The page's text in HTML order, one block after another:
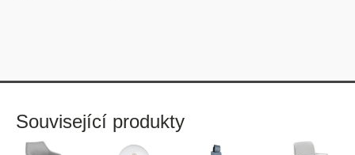
Související produkty